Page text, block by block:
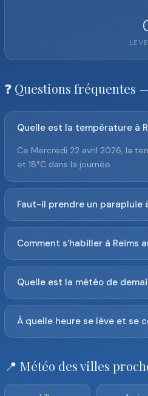
❓ Questions fréquentes
Quelle est la température à
Ce Mercredi 22 avril 2026, la
et 18°C dans la journée.
Faut-il prendre un parapluie
Comment s'habiller à Reims
Quelle est la météo de
À quelle heure se lève et se
📍 Météo des villes